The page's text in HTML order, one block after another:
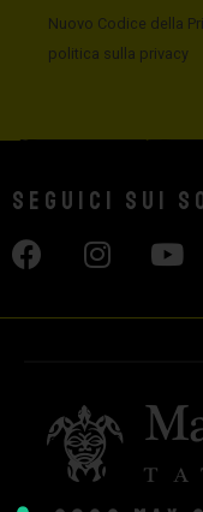
Nuovo Codice della
politica sulla privacy
Seguici sui